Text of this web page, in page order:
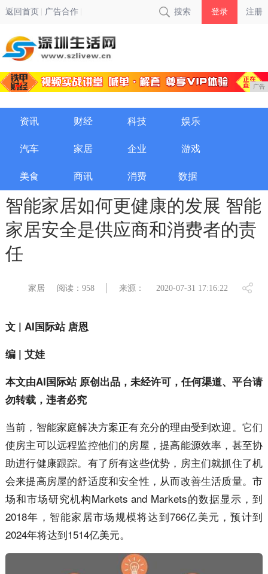
返回首页 广告合作 搜索 登录 注册
广告
资讯 财经 科技 娱乐
汽车 家居 企业 游戏
美食 商讯 消费 数据
智能家居如何更健康的发展 智能
家居安全是供应商和消费者的责
任
家居 阅读：958 来源： 2020-07-31 17:16:22
文 | AI国际站 唐恩
编 | 艾娃
本文由AI国际站 原创出品，未经许可，任何渠道、平台请
勿转载，违者必究
当前，智能家庭解决方案正有充分的理由受到欢迎。它们
使房主可以远程监控他们的房屋，提高能源效率，甚至协
助进行健康跟踪。有了所有这些优势，房主们就抓住了机
会来提高房屋的舒适度和安全性，从而改善生活质量。市
场和市场研究机构Markets and Markets的数据显示，到
2018年，智能家居市场规模将达到766亿美元，预计到
2024年将达到1514亿美元。